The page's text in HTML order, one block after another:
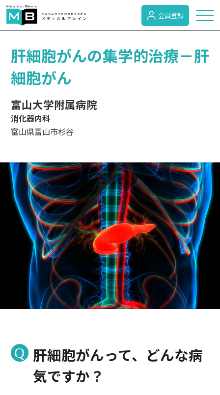
トピックス
症状検索
病名検索
病気のカテゴリー
がん
検診・検査
出産・子ども
病院の機能と役割
会員登録
肝細胞がんの集学的治療－肝
細胞がん
富山大学附属病院
消化器内科
富山県富山市杉谷
肝細胞がんって、どんな病
気ですか？